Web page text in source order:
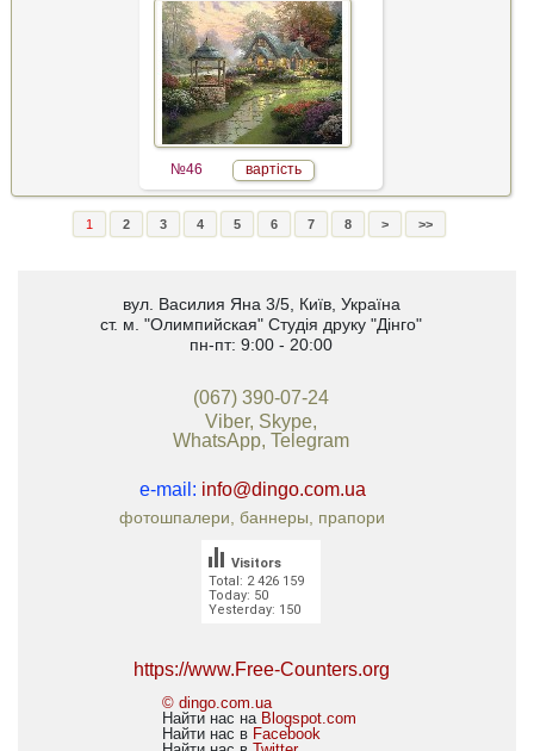
№46 вартість
1 2 3 4 5 6 7 8 > >>
вул. Василия Яна 3/5, Київ, Україна
ст. м. "Олимпийская" Студія друку "Дінго"
пн-пт: 9:00 - 20:00
(067) 390-07-24
Viber, Skype,
WhatsApp, Telegram
e-mail: info@dingo.com.ua
фотошпалери, баннеры, прапори
Total: 2 426 159
Today: 50
Yesterday: 150
Visitors
https://www.Free-Counters.org
© dingo.com.ua
Найти нас на Blogspot.com
Найти нас в Facebook